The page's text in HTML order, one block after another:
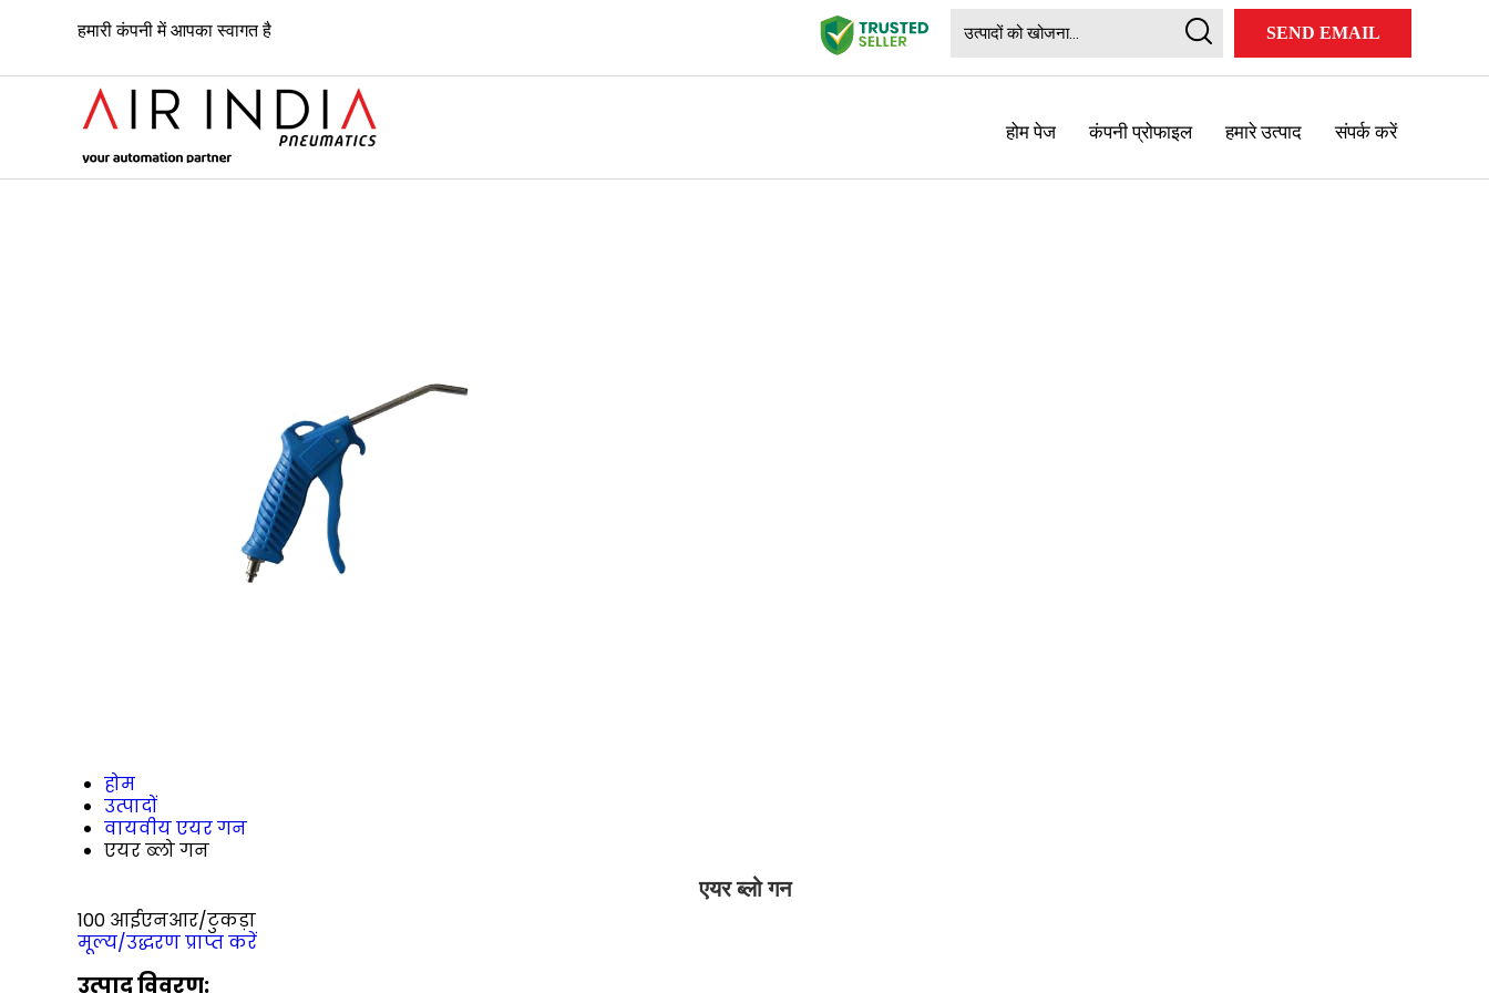
हमारी कंपनी में आपका स्वागत है SEND EMAIL
होम पेज कंपनी प्रोफाइल हमारे उत्पाद संपर्क करें
होम
उत्पादों
वायवीय एयर गन
एयर ब्लो गन
एयर ब्लो गन
100 आईएनआर/टुकड़ा
मूल्य/उद्धरण प्राप्त करें
उत्पाद विवरण: